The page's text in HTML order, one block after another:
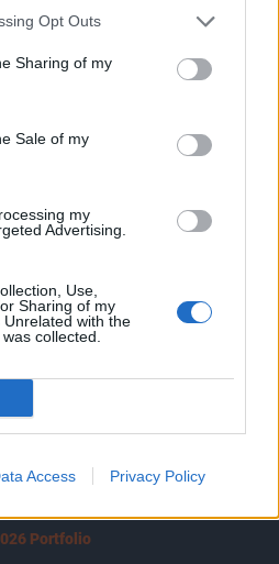
Opt Outs
Sharing of my
Sale of my
my
Advertising.
Use,
Sharing of my
with the
collected.
Access Privacy Policy
hírarchívumához
előfizetéses
tartalmazza:
2 év napon belüli
Előfizetés
Portfolio